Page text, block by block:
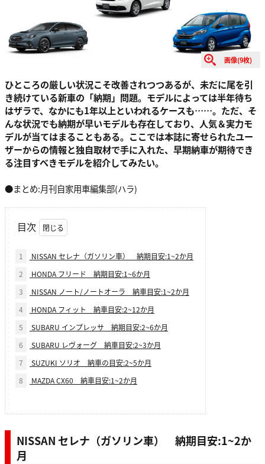
画像(9枚)
ひところの厳しい状況こそ改善されつつあるが、未だに尾を引
き続けている新車の「納期」問題。モデルによっては半年待ち
はザラで、なかにも1年以上といわれるケースも……。ただ、そ
んな状況でも納期が早いモデルも存在しており、人気＆実力モ
デルが当てはまることもある。ここでは本誌に寄せられたユー
ザーからの情報と独自取材で手に入れた、早期納車が期待でき
る注目すべきモデルを紹介してみたい。
●まとめ:月刊自家用車編集部(ハラ)
目次
1
NISSAN セレナ（ガソリン車） 納期目安:1~2か月
2
HONDA フリード 納期目安:1~6か月
3
NISSAN ノート/ノートオーラ 納車目安:1~2か月
4
HONDA フィット 納車目安:2~12か月
5
SUBARU インプレッサ 納期目安:2~6か月
6
SUBARU レヴォーグ 納車目安:2~3か月
7
SUZUKI ソリオ 納車の目安:2~5か月
8
MAZDA CX60 納車目安:1~2か月
NISSAN セレナ（ガソリン車） 納期目安:1~2か
月